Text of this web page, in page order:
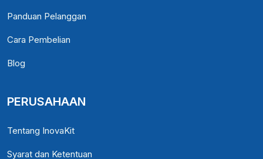
Panduan Pelanggan
Cara Pembelian
Blog
PERUSAHAAN
Tentang InovaKit
Syarat dan Ketentuan